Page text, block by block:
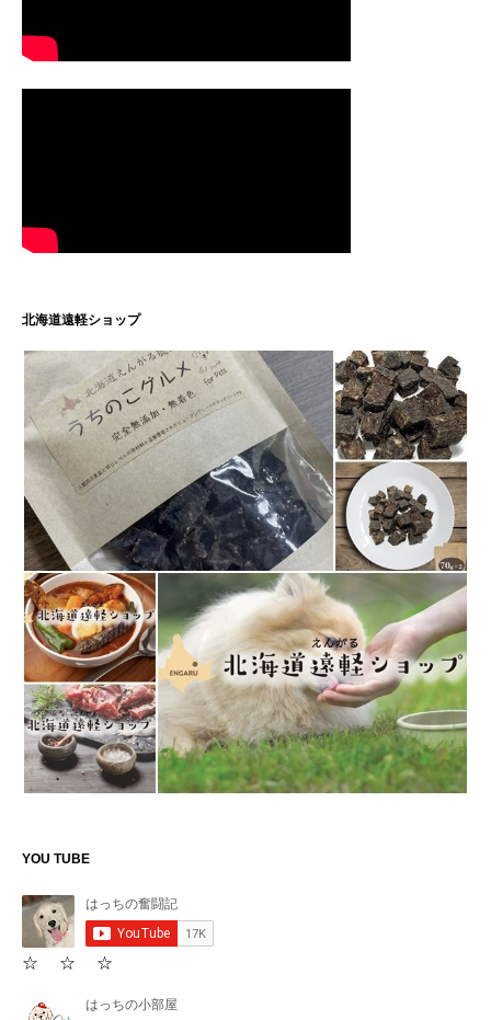
北海道遠軽ショップ
YOU TUBE
☆ ☆ ☆